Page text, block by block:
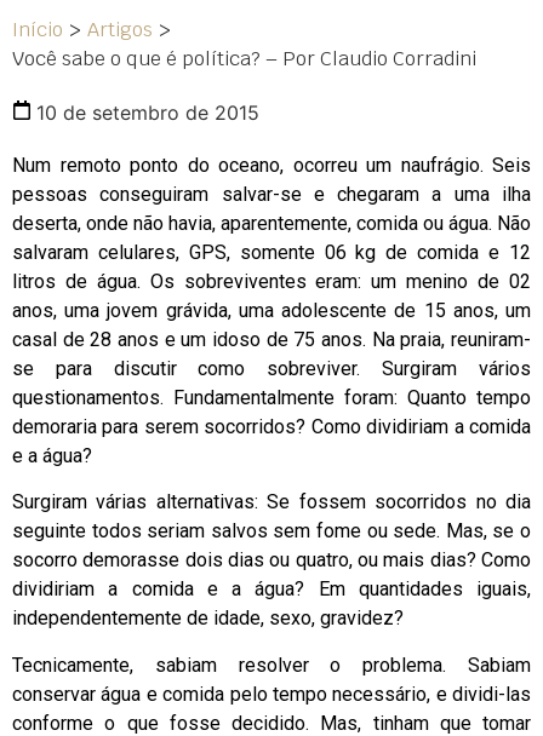
Início > Artigos >
Você sabe o que é política? – Por Claudio Corradini
10 de setembro de 2015
Num remoto ponto do oceano, ocorreu um naufrágio. Seis
pessoas conseguiram salvar-se e chegaram a uma ilha
deserta, onde não havia, aparentemente, comida ou água. Não
salvaram celulares, GPS, somente 06 kg de comida e 12
litros de água. Os sobreviventes eram: um menino de 02
anos, uma jovem grávida, uma adolescente de 15 anos, um
casal de 28 anos e um idoso de 75 anos. Na praia, reuniram-
se para discutir como sobreviver. Surgiram vários
questionamentos. Fundamentalmente foram: Quanto tempo
demoraria para serem socorridos? Como dividiriam a comida
e a água?
Surgiram várias alternativas: Se fossem socorridos no dia
seguinte todos seriam salvos sem fome ou sede. Mas, se o
socorro demorasse dois dias ou quatro, ou mais dias? Como
dividiriam a comida e a água? Em quantidades iguais,
independentemente de idade, sexo, gravidez?
Tecnicamente, sabiam resolver o problema. Sabiam
conservar água e comida pelo tempo necessário, e dividi-las
conforme o que fosse decidido. Mas, tinham que tomar